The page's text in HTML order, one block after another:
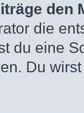
den
die
du eine
Du